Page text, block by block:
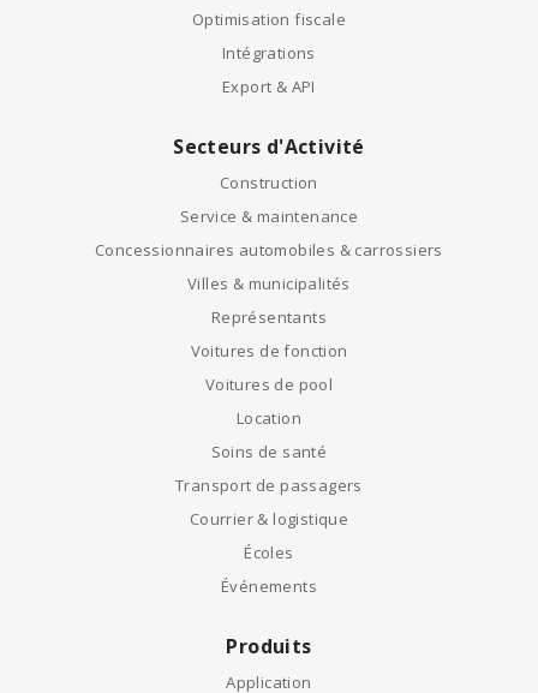
Optimisation fiscale
Intégrations
Export & API
Secteurs d'Activité
Construction
Service & maintenance
Concessionnaires automobiles & carrossiers
Villes & municipalités
Représentants
Voitures de fonction
Voitures de pool
Location
Soins de santé
Transport de passagers
Courrier & logistique
Écoles
Événements
Produits
Application